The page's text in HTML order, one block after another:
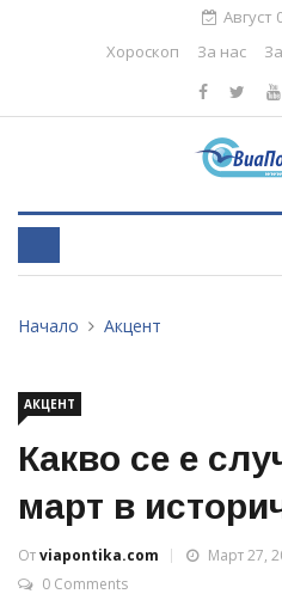
Август
Хороскоп
За нас
Начало Акцент
АКЦЕНТ
Какво се е
март в
Отviapontika.com
Март 27,
0 Comments